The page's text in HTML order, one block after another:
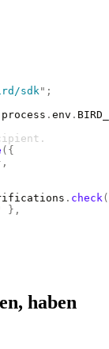
sdk " ;
process . env .
({
. check
},
haben